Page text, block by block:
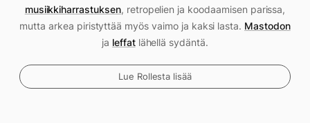
musiikkiharrastuksen, retropelien ja koodaamisen parissa,
mutta arkea piristyttää myös vaimo ja kaksi lasta. Mastodon
ja leffatlähellä sydäntä.
Lue Rollesta lisää